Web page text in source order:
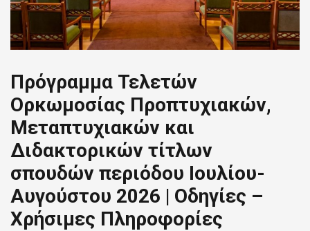
Πρόγραμμα Τελετών
Ορκωμοσίας Προπτυχιακών,
Μεταπτυχιακών και
Διδακτορικών τίτλων
σπουδών περιόδου Ιουλίου-
Αυγούστου 2026 | Οδηγίες –
Χρήσιμες Πληροφορίες